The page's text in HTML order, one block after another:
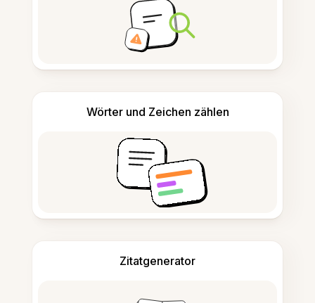
Wörter und Zeichen zählen
Zitatgenerator